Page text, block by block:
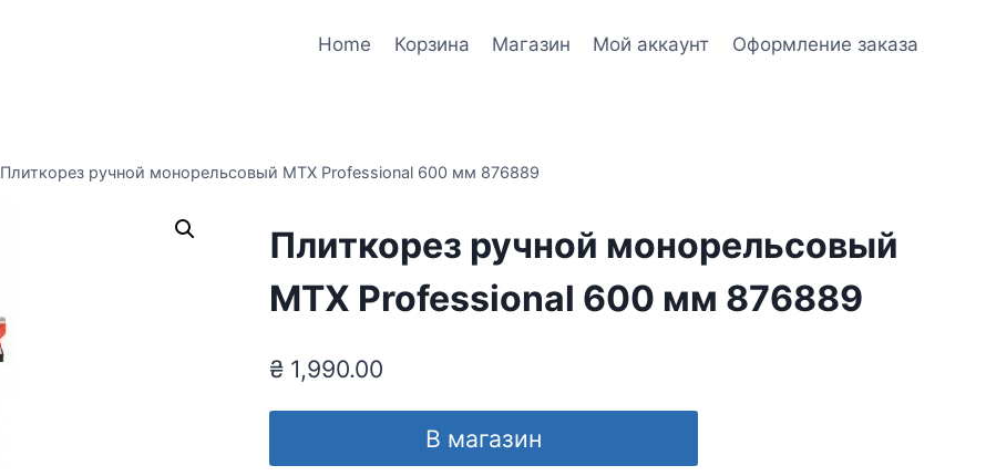
Home Корзина Магазин Мой аккаунт Оформление заказа
Плиткорез ручной монорельсовый MTX Professional 600 мм 876889
Плиткорез ручной монорельсовый
MTX Professional 600 мм 876889
₴1,990.00
В магазин